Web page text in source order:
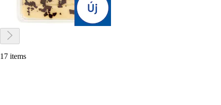
17 items